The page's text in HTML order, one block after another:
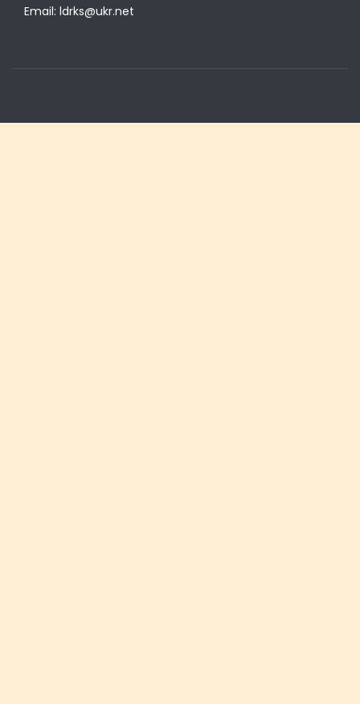
Email: ldrks@ukr.net